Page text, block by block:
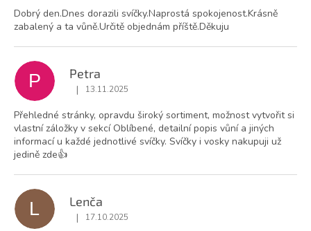
h
o
d
o
c
n
í
Dobrý den.Dnes dorazili svíčky.Naprostá spokojenost.Krásně
zabalený a ta vůně.Určitě objednám příště.Děkuju
P Petra
Hodnocení obchodu je 5 z 5 hvězdiček.
| 13.11.2025
Přehledné stránky, opravdu široký sortiment, možnost vytvořit si
vlastní záložky v sekcí Oblíbené, detailní popis vůní a jiných
informací u každé jednotlivé svíčky. Svíčky i vosky nakupuji už
jedině zde👍
L Lenča
Hodnocení obchodu je 5 z 5 hvězdiček.
| 17.10.2025